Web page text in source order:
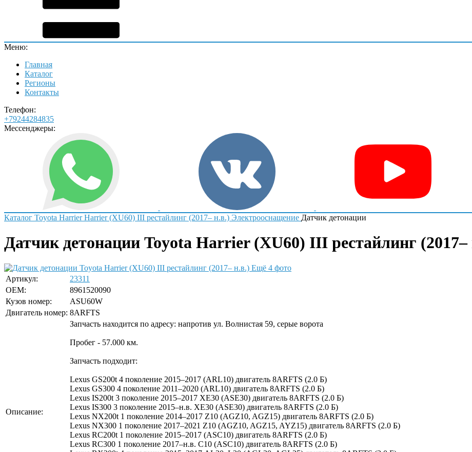
Меню:
Главная
Каталог
Регионы
Контакты
Телефон:
+79244284835
Мессенджеры:
Каталог Toyota Harrier Harrier (XU60) III рестайлинг (2017– н.в.) Электрооснащение Датчик детонации
Датчик детонации Toyota Harrier (XU60) III рестайлинг (2017–
Ещё 4 фото
Артикул:
23311
OEM:
8961520090
Кузов номер:
ASU60W
Двигатель номер: 8ARFTS
Описание:
Запчасть находится по адресу: напротив ул. Волнистая 59, серые ворота
Пробег - 57.000 км.
Запчасть подходит:
Lexus GS200t 4 поколение 2015–2017 (ARL10) двигатель 8ARFTS (2.0 Б)
Lexus GS300 4 поколение 2011–2020 (ARL10) двигатель 8ARFTS (2.0 Б)
Lexus IS200t 3 поколение 2015–2017 XE30 (ASE30) двигатель 8ARFTS (2.0 Б)
Lexus IS300 3 поколение 2015–н.в. XE30 (ASE30) двигатель 8ARFTS (2.0 Б)
Lexus NX200t 1 поколение 2014–2017 Z10 (AGZ10, AGZ15) двигатель 8ARFTS (2.0 Б)
Lexus NX300 1 поколение 2017–2021 Z10 (AGZ10, AGZ15, AYZ15) двигатель 8ARFTS (2.0 Б)
Lexus RC200t 1 поколение 2015–2017 (ASC10) двигатель 8ARFTS (2.0 Б)
Lexus RC300 1 поколение 2017–н.в. C10 (ASC10) двигатель 8ARFTS (2.0 Б)